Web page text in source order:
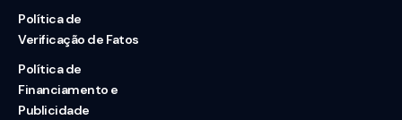
Política de
Verificação de Fatos
Política de
Financiamento e
Publicidade